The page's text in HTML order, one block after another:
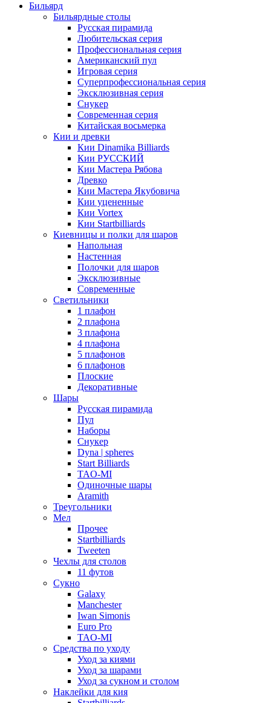
Бильярд
Бильярдные столы
Русская пирамида
Любительская серия
Профессиональная серия
Американский пул
Игровая серия
Суперпрофессиональная серия
Эксклюзивная серия
Снукер
Современная серия
Китайская восьмерка
Кии и древки
Кии Dinamika Billiards
Кии РУССКИЙ
Кии Мастера Рябова
Древко
Кии Мастера Якубовича
Кии уцененные
Кии Vortex
Кии Startbilliards
Киевницы и полки для шаров
Напольная
Настенная
Полочки для шаров
Эксклюзивные
Современные
Светильники
1 плафон
2 плафона
3 плафона
4 плафона
5 плафонов
6 плафонов
Плоские
Декоративные
Шары
Русская пирамида
Пул
Наборы
Снукер
Dyna | spheres
Start Billiards
TAO-MI
Одиночные шары
Aramith
Треугольники
Мел
Прочее
Startbilliards
Tweeten
Чехлы для столов
11 футов
Сукно
Galaxy
Manchester
Iwan Simonis
Euro Pro
TAO-MI
Средства по уходу
Уход за киями
Уход за шарами
Уход за сукном и столом
Наклейки для кия